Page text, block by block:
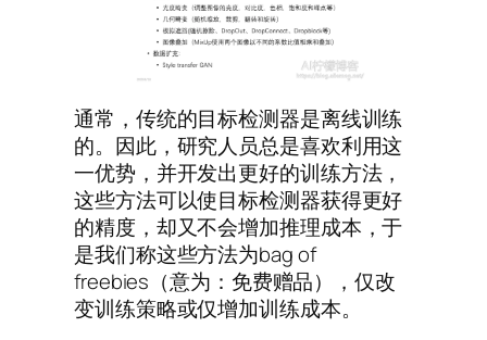
通常，传统的目标检测器是离线训练
的。因此，研究人员总是喜欢利用这
一优势，并开发出更好的训练方法，
这些方法可以使目标检测器获得更好
的精度，却又不会增加推理成本，于
是我们称这些方法为bag of
freebies（意为：免费赠品），仅改
变训练策略或仅增加训练成本。